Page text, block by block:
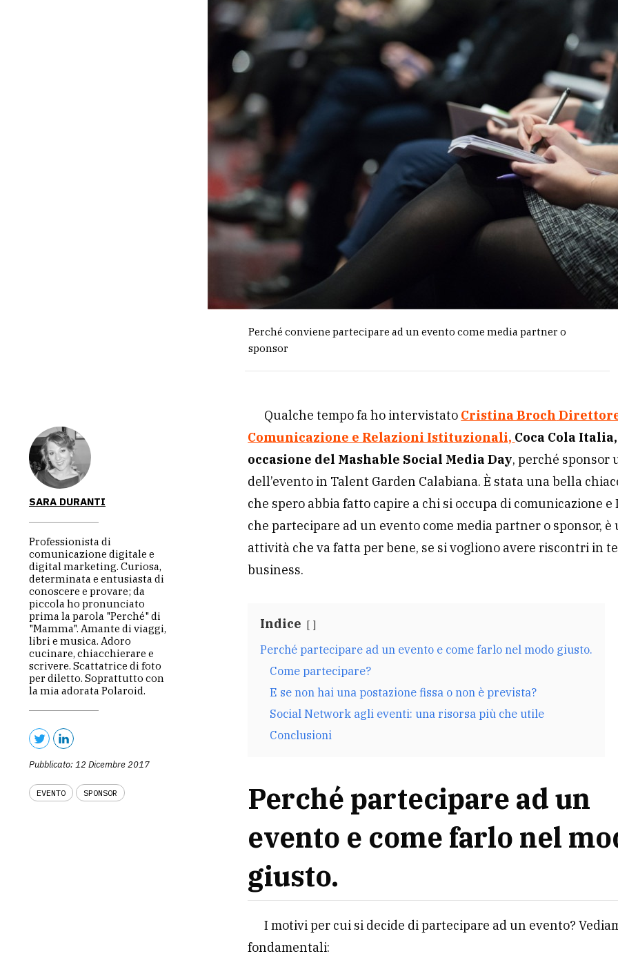
Perché conviene partecipare ad un evento come media partner o
sponsor
SARA DURANTI
Professionista di
comunicazione digitale e
digital marketing. Curiosa,
determinata e entusiasta di
conoscere e provare; da
piccola ho pronunciato
prima la parola "Perché" di
"Mamma". Amante di viaggi,
libri e musica. Adoro
cucinare, chiacchierare e
scrivere. Scattatrice di foto
per diletto. Soprattutto con
la mia adorata Polaroid.
Pubblicato: 12 Dicembre 2017
EVENTO SPONSOR
Qualche tempo fa ho intervistato Cristina Broch
Comunicazione e Relazioni Istituzionali, Coca Cola
occasione del Mashable Social Media Day, perché sponsor
dell’evento in Talent Garden Calabiana. È stata una bella
che spero abbia fatto capire a chi si occupa di comunicazione e
che partecipare ad un evento come media partner o sponsor, è
attività che va fatta per bene, se si vogliono avere riscontri in
business.
Indice
Perché partecipare ad un evento e come farlo nel modo giusto.
Come partecipare?
E se non hai una postazione fissa o non è prevista?
Social Network agli eventi: una risorsa più che utile
Conclusioni
Perché partecipare ad un
evento e come farlo nel
giusto.
I motivi per cui si decide di partecipare ad un evento?
fondamentali: